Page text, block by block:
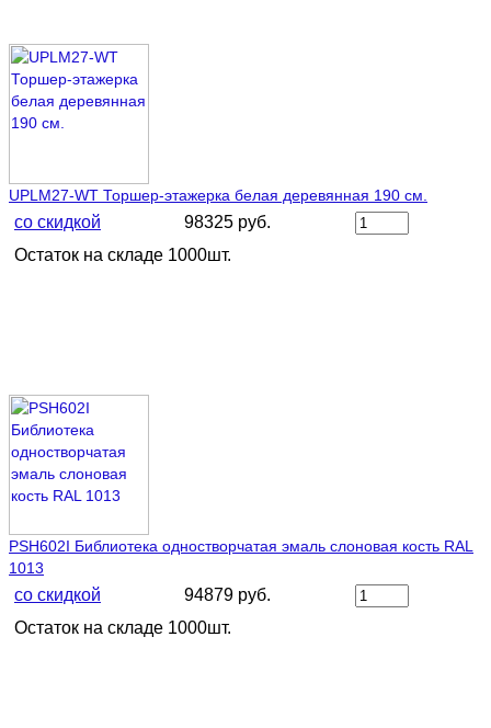
UPLM27-WT Торшер-этажерка белая деревянная 190 см.
со скидкой
98325 руб.
Остаток на складе 1000шт.
PSH602I Библиотека одностворчатая эмаль слоновая кость RAL
1013
со скидкой
94879 руб.
Остаток на складе 1000шт.